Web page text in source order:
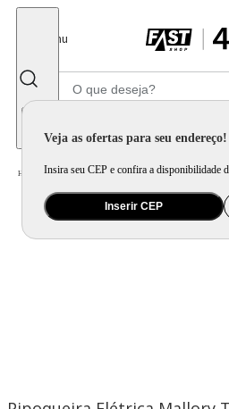
Menu
Veja as ofertas para seu endereço!
Insira seu CEP e confira a disponibilidade
Inserir CEP
Home Eletroportátil / Cozinha Criativa / Pipoqueira